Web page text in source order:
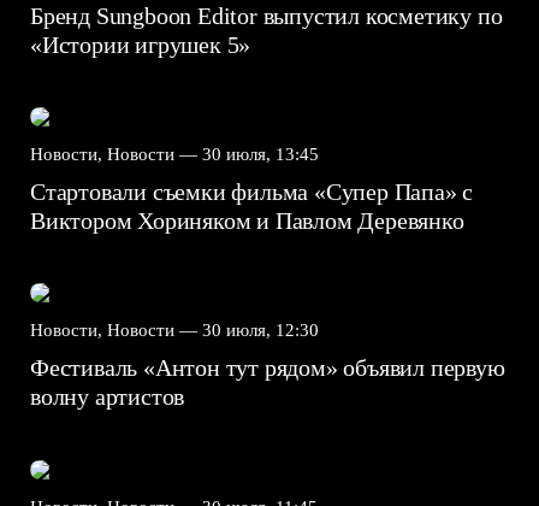
Бренд Sungboon Editor выпустил косметику по
«Истории игрушек 5»
Новости, Новости — 30 июля, 13:45
Стартовали съемки фильма «Супер Папа» с
Виктором Хориняком и Павлом Деревянко
Новости, Новости — 30 июля, 12:30
Фестиваль «Антон тут рядом» объявил первую
волну артистов